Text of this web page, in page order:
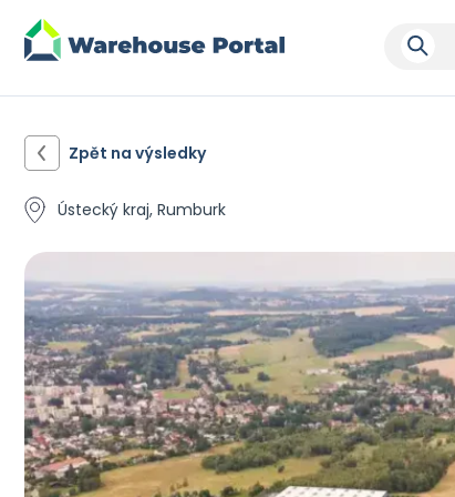
Zpět na výsledky
Ústecký kraj, Rumburk